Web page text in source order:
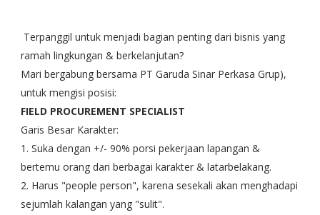
Terpanggil untuk menjadi bagian penting dari bisnis yang
ramah lingkungan & berkelanjutan?
Mari bergabung bersama PT Garuda Sinar Perkasa Grup),
untuk mengisi posisi:
FIELD PROCUREMENT SPECIALIST
Garis Besar Karakter:
1. Suka dengan +/- 90% porsi pekerjaan lapangan &
bertemu orang dari berbagai karakter & latarbelakang.
2. Harus "people person", karena sesekali akan menghadapi
sejumlah kalangan yang "sulit".